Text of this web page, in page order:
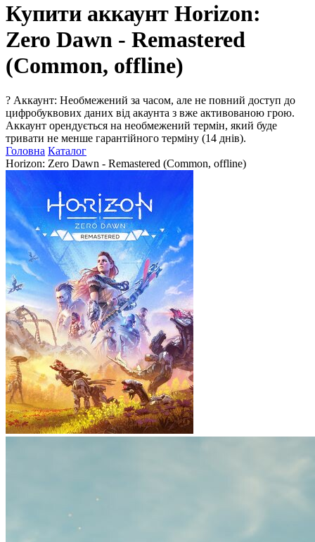
Купити аккаунт Horizon:
Zero Dawn - Remastered
(Common, offline)
? Аккаунт: Необмежений за часом, але не повний доступ до
цифробуквових даних від акаунта з вже активованою грою.
Аккаунт орендується на необмежений термін, який буде
тривати не менше гарантійного терміну (14 днів).
Головна Каталог
Horizon: Zero Dawn - Remastered (Common, offline)